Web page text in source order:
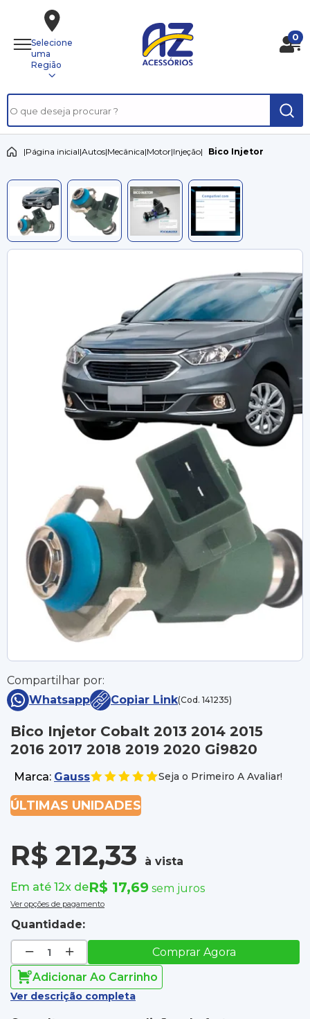
Selecione
uma
Região
0
|Página inicial|Autos|Mecânica|Motor|Injeção| Bico Injetor
Compartilhar por:
Whatsapp
Copiar Link(Cod. 141235)
Bico Injetor Cobalt 2013 2014 2015
2016 2017 2018 2019 2020 Gi9820
Marca: Gauss Seja o Primeiro A Avaliar!
ÚLTIMAS UNIDADES
R$ 212,33
à vista
Em até 12x deR$ 17,69 sem juros
Ver opções de pagamento
Quantidade:
Comprar Agora
Adicionar Ao Carrinho
Ver descrição completa